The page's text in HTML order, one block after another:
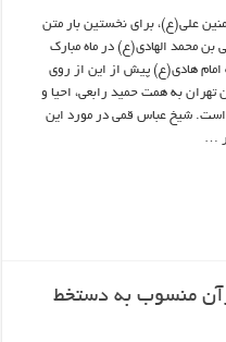
علی(ع)، برای نخستین بار متن
بن محمد الهادی(ع) در ماه مبارک
به امام هادی(ع) پیش از این از روی
گلستان تهران به همت حمید رابعی، احیا و
است. شیخ عباس قمی در مورد این
…
منسوب به دستخط